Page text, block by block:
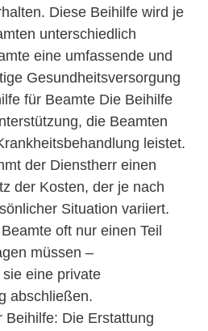
Diese Beihilfe wird je
unterschiedlich
eine umfassende und
Gesundheitsversorgung
für Beamte Die Beihilfe
die Beamten
leistet.
der Dienstherr einen
der Kosten, der je nach
Situation variiert.
oft nur einen Teil
müssen –
eine private
abschließen.
Beihilfe: Die Erstattung